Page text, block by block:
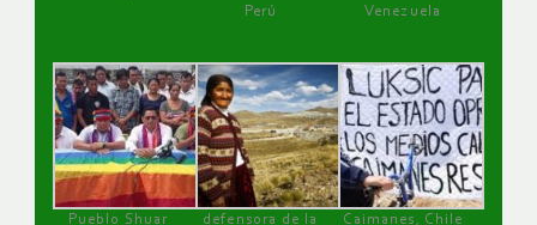
Perú
Venezuela
Pueblo Shuar defensora de la Caimanes, Chile